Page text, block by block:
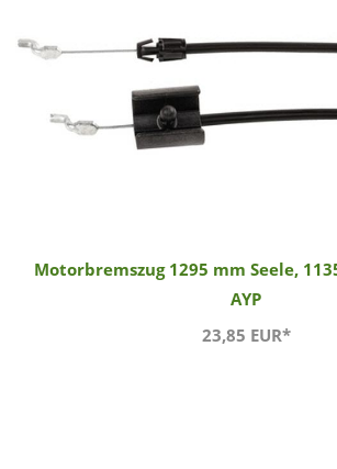
Motorbremszug 1295 mm Seele,
AYP
23,85 EUR*